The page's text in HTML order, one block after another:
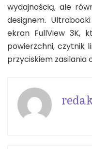
wydajnością, ale
designem.
ekran FullView 3K,
powierzchni, czytnik
przyciskiem zasilania